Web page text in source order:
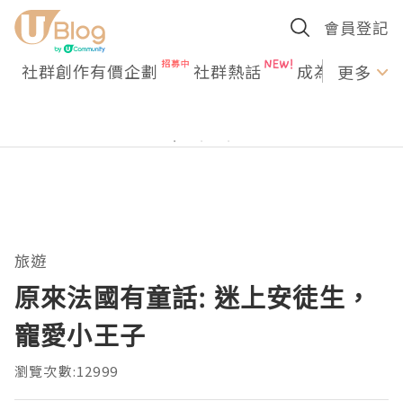
會員登記
社群創作有價企劃 社群熱話 成為U更多
旅遊
原來法國有童話: 迷上安徒生，
寵愛小王子
瀏覽次數:12999